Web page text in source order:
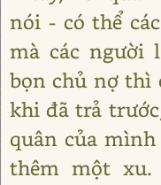
nói - có thể
mà các người
bọn chủ nợ thì
khi đã trả
quân của
thêm một xu.